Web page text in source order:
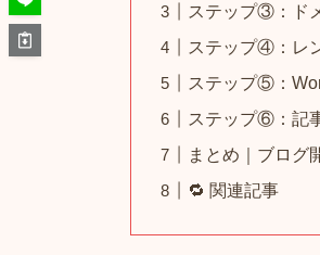
ステップ③：ド
ステップ④：レ
ステップ⑤：
ステップ⑥：記
まとめ｜ブログ
🔁 関連記事